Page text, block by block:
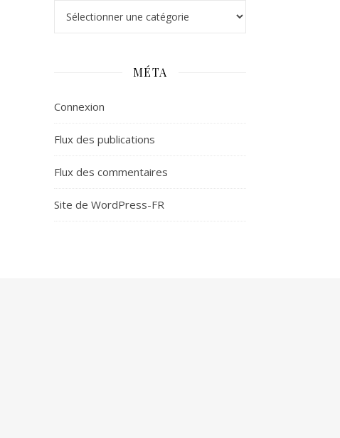
MÉTA
Connexion
Flux des publications
Flux des commentaires
Site de WordPress-FR